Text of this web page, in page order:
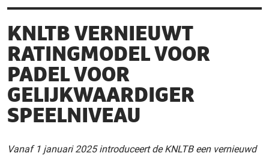
KNLTB VERNIEUWT
RATINGMODEL VOOR
PADEL VOOR
GELIJKWAARDIGER
SPEELNIVEAU
Vanaf 1 januari 2025 introduceert de KNLTB een vernieuwd